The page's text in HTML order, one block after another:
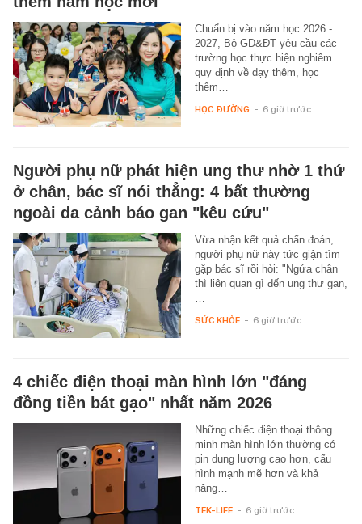
Chuẩn bị vào năm học 2026 -
2027, Bộ GD&ĐT yêu cầu các
trường học thực hiện nghiêm
quy định về dạy thêm, học
thêm…
HỌC ĐƯỜNG - 6 giờ trước
Người phụ nữ phát hiện ung thư nhờ 1 thứ
ở chân, bác sĩ nói thẳng: 4 bất thường
ngoài da cảnh báo gan "kêu cứu"
Vừa nhận kết quả chẩn đoán,
người phụ nữ này tức giận tìm
gặp bác sĩ rồi hỏi: "Ngứa chân
thì liên quan gì đến ung thư gan,
…
SỨC KHỎE - 6 giờ trước
4 chiếc điện thoại màn hình lớn "đáng
đồng tiền bát gạo" nhất năm 2026
Những chiếc điện thoại thông
minh màn hình lớn thường có
pin dung lượng cao hơn, cấu
hình mạnh mẽ hơn và khả
năng…
TEK-LIFE - 6 giờ trước